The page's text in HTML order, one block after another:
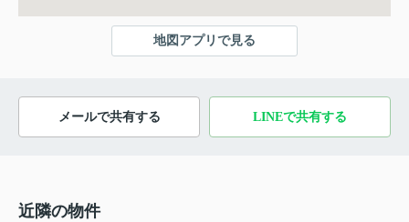
地図アプリで見る
メールで共有する LINEで共有する
近隣の物件